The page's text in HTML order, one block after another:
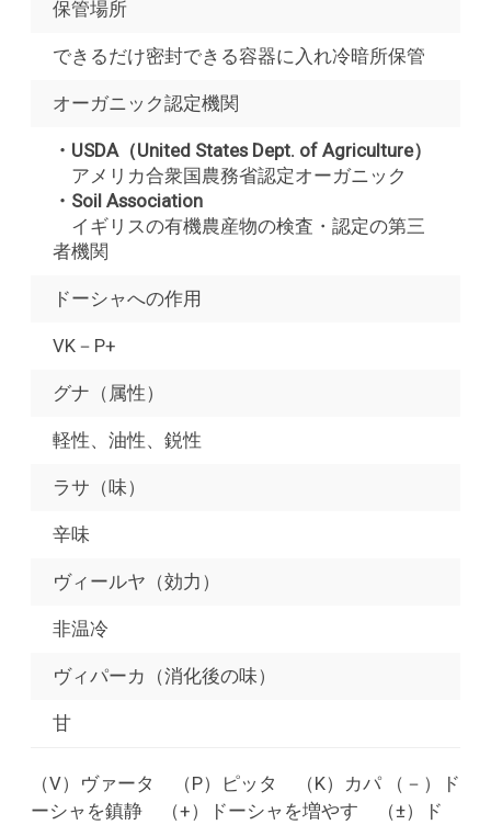
保管場所
できるだけ密封できる容器に入れ冷暗所保管
オーガニック認定機関
・USDA（United States Dept. of Agriculture）
アメリカ合衆国農務省認定オーガニック
・Soil Association
イギリスの有機農産物の検査・認定の第三
者機関
ドーシャへの作用
VK－P+
グナ（属性）
軽性、油性、鋭性
ラサ（味）
辛味
ヴィールヤ（効力）
非温冷
ヴィパーカ（消化後の味）
甘
（V）ヴァータ （P）ピッタ （K）カパ （－）ド
ーシャを鎮静 （+）ドーシャを増やす （±）ド